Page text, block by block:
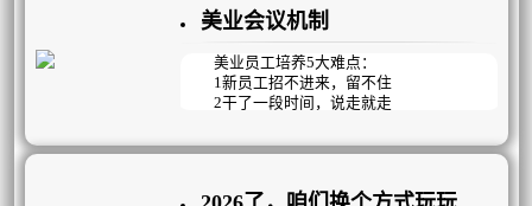
外界的审美眼光，获得他人的认可。但如今，
“变美能够让自己更快乐”成为约一半用户选择
医美的核心原因。这种消费观念的转变，使得
美业需求在经济波动中展现出较强的韧性。
美业会议机制
美业员工培养5大难点：
1新员工招不进来，留不住
2干了一段时间，说走就走
4私欲当先，不为企业考虑